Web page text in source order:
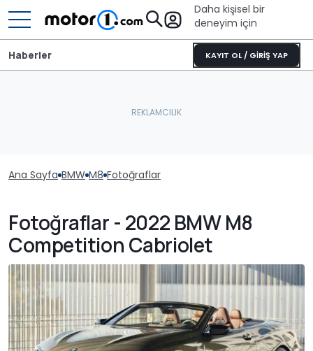
Daha kişisel bir
deneyim için
KAYIT OL / GİRİŞ YAP
Haberler
Ana Sayfa BMW M8 Fotoğraflar
Fotoğraflar - 2022 BMW M8
Competition Cabriolet